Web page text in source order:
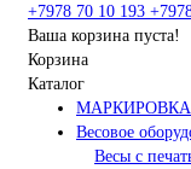
+7978 70 10 193
Ваша корзина пуста!
Корзина
Каталог
Весовое
Весы с